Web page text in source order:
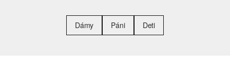
Dámy Páni Deti